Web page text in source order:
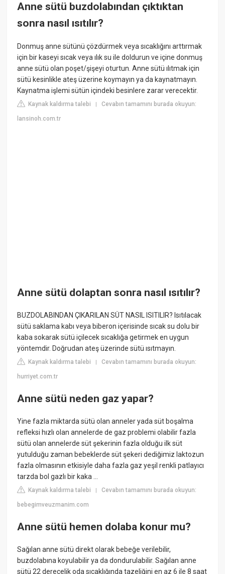
Anne sütü buzdolabından çıktıktan
sonra nasıl ısıtılır?
Donmuş anne sütünü çözdürmek veya sıcaklığını arttırmak
için bir kaseyi sıcak veya ılık su ile doldurun ve içine donmuş
anne sütü olan poşet/şişeyi oturtun. Anne sütü ılıtmak için
sütü kesinlikle ateş üzerine koymayın ya da kaynatmayın.
Kaynatma işlemi sütün içindeki besinlere zarar verecektir.
Kaynak kaldırma talebi |Cevabın tamamını burada okuyun:
lansinoh.com.tr
Anne sütü dolaptan sonra nasıl ısıtılır?
BUZDOLABINDAN ÇIKARILAN SÜT NASIL ISITILIR? Isıtılacak
sütü saklama kabı veya biberon içerisinde sıcak su dolu bir
kaba sokarak sütü içilecek sıcaklığa getirmek en uygun
yöntemdir. Doğrudan ateş üzerinde sütü ısıtmayın.
Kaynak kaldırma talebi |Cevabın tamamını burada okuyun:
hurriyet.com.tr
Anne sütü neden gaz yapar?
Yine fazla miktarda sütü olan anneler yada süt boşalma
refleksi hızlı olan annelerde de gaz problemi olabilir fazla
sütü olan annelerde süt şekerinin fazla olduğu ilk süt
yutulduğu zaman bebeklerde süt şekeri dediğimiz laktozun
fazla olmasının etkisiyle daha fazla gaz yeşil renkli patlayıcı
tarzda bol gazlı bir kaka ...
Kaynak kaldırma talebi |Cevabın tamamını burada okuyun:
bebegimveuzmanim.com
Anne sütü hemen dolaba konur mu?
Sağılan anne sütü direkt olarak bebeğe verilebilir,
buzdolabına koyulabilir ya da dondurulabilir. Sağılan anne
sütü 22 derecelik oda sıcaklığında tazeliğini en az 6 ile 8 saat